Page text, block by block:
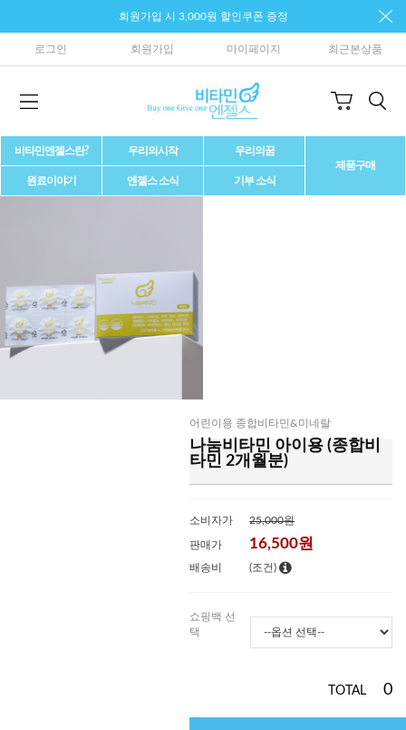
회원가입 시 3,000원 할인쿠폰 증정
로그인 회원가입 마이페이지 최근본상품
비타민엔젤스란? 우리의시작
우리의꿈
제품구매
원료이야기
엔젤스 소식 기부 소식
어린이용 종합비타민&미네랄
나눔비타민 아이용 (종합비
타민 2개월분)
소비자가 25,000원
판매가 16,500원
배송비 (조건)
쇼핑백 선
택
TOTAL 0